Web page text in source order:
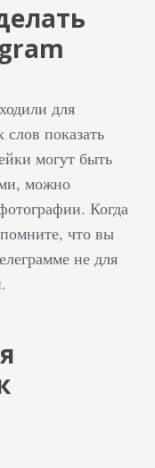
что
или в
речи —
работает,
свой ТГ
настроить и
так, чтобы он
и
из этого
источника
Поэтому
блогеров,
для
показать
могут быть
можно
Когда
что вы
не для